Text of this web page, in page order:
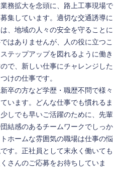
務拡大を念頭に、路上工事現場で
集しています。適切な交通誘導に
、地域の人々の安全を守ることに
はありませんが、人の役に立つこ
テップアップを図れるように働き
で、新しい仕事にチャレンジした
けの仕事です。
卒の方など学歴・職歴不問で様々
います。どんな仕事でも慣れるま
しでも早いご活躍のために、先輩
結感のあるチームワークでしっか
ホームな雰囲気の職場は仕事の悩
す。正社員として末永く働いても
さんのご応募をお待ちしていま